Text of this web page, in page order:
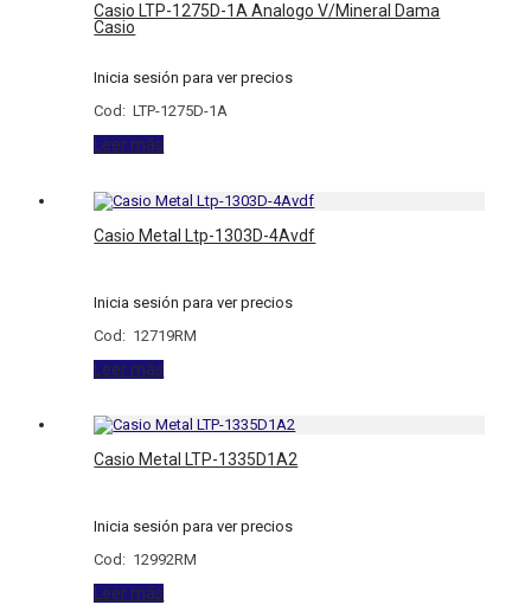
Casio LTP-1275D-1A Analogo V/Mineral Dama
Casio
Inicia sesión para ver precios
Cod: LTP-1275D-1A
Leer más
Casio Metal Ltp-1303D-4Avdf
Inicia sesión para ver precios
Cod: 12719RM
Leer más
Casio Metal LTP-1335D1A2
Inicia sesión para ver precios
Cod: 12992RM
Leer más